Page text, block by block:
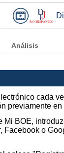
Análisis
cada
previamente
BOE,
Facebook o